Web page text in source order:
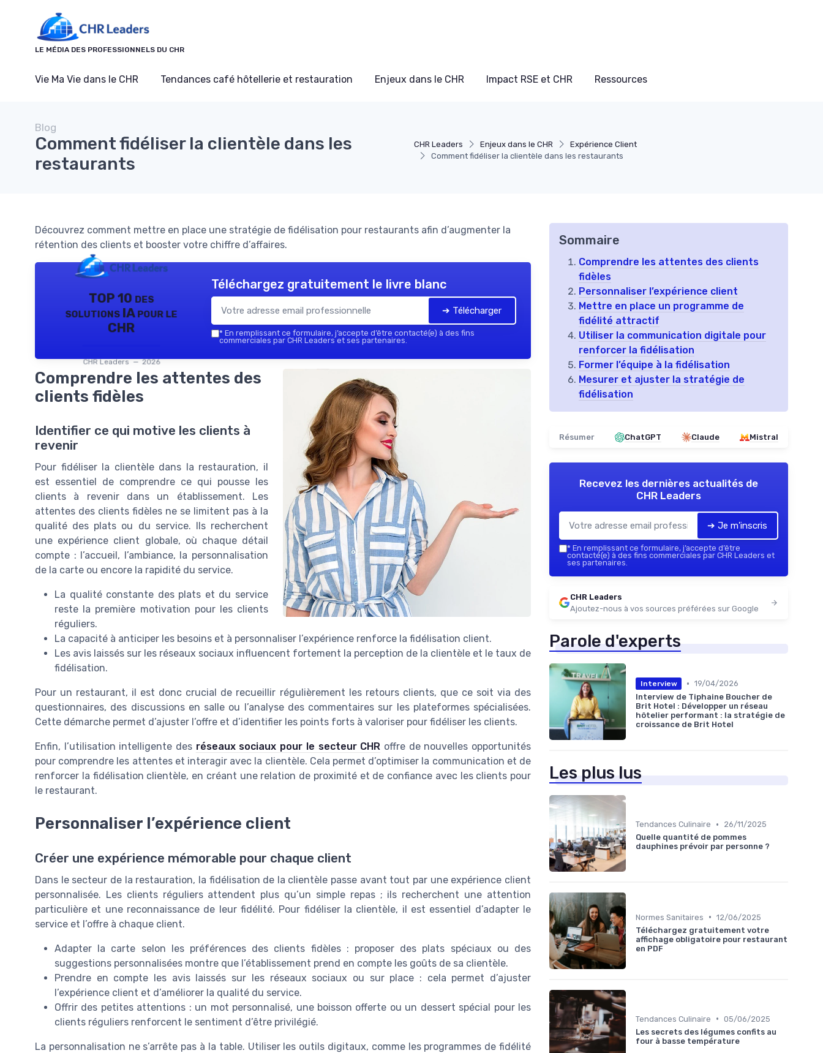
LE MÉDIA DES PROFESSIONNELS DU CHR
Vie Ma Vie dans le CHR Tendances café hôtellerie et restauration Enjeux dans le CHR Impact RSE et CHR Ressources
CHR Leaders Enjeux dans le CHR
Expérience Client
Comment fidéliser la clientèle dans les restaurants
Blog
Comment fidéliser la clientèle dans les
restaurants
Découvrez comment mettre en place une stratégie de fidélisation pour restaurants afin d’augmenter la
rétention des clients et booster votre chiffre d’affaires.
TOP 10 des
solutions IA pour le
CHR
CHR Leaders — 2026
Téléchargez gratuitement le livre blanc
➔ Télécharger
* En remplissant ce formulaire, j’accepte d’être contacté(e) à des fins
commerciales par CHR Leaders et ses partenaires.
Comprendre les attentes des
clients fidèles
Identifier ce qui motive les clients à
revenir
Pour fidéliser la clientèle dans la restauration, il
est essentiel de comprendre ce qui pousse les
clients à revenir dans un établissement. Les
attentes des clients fidèles ne se limitent pas à la
qualité des plats ou du service. Ils recherchent
une expérience client globale, où chaque détail
compte : l’accueil, l’ambiance, la personnalisation
de la carte ou encore la rapidité du service.
La qualité constante des plats et du service
reste la première motivation pour les clients
réguliers.
La capacité à anticiper les besoins et à personnaliser l’expérience renforce la fidélisation client.
Les avis laissés sur les réseaux sociaux influencent fortement la perception de la clientèle et le taux de
fidélisation.
Pour un restaurant, il est donc crucial de recueillir régulièrement les retours clients, que ce soit via des
questionnaires, des discussions en salle ou l’analyse des commentaires sur les plateformes spécialisées.
Cette démarche permet d’ajuster l’offre et d’identifier les points forts à valoriser pour fidéliser les clients.
Enfin, l’utilisation intelligente des réseaux sociaux pour le secteur CHR offre de nouvelles opportunités
pour comprendre les attentes et interagir avec la clientèle. Cela permet d’optimiser la communication et de
renforcer la fidélisation clientèle, en créant une relation de proximité et de confiance avec les clients pour
le restaurant.
Personnaliser l’expérience client
Créer une expérience mémorable pour chaque client
Dans le secteur de la restauration, la fidélisation de la clientèle passe avant tout par une expérience client
personnalisée. Les clients réguliers attendent plus qu’un simple repas ; ils recherchent une attention
particulière et une reconnaissance de leur fidélité. Pour fidéliser la clientèle, il est essentiel d’adapter le
service et l’offre à chaque client.
Adapter la carte selon les préférences des clients fidèles : proposer des plats spéciaux ou des
suggestions personnalisées montre que l’établissement prend en compte les goûts de sa clientèle.
Prendre en compte les avis laissés sur les réseaux sociaux ou sur place : cela permet d’ajuster
l’expérience client et d’améliorer la qualité du service.
Offrir des petites attentions : un mot personnalisé, une boisson offerte ou un dessert spécial pour les
clients réguliers renforcent le sentiment d’être privilégié.
La personnalisation ne s’arrête pas à la table. Utiliser les outils digitaux, comme les programmes de fidélité
Sommaire
Comprendre les attentes des clients
fidèles
Personnaliser l’expérience client
Mettre en place un programme de
fidélité attractif
Utiliser la communication digitale pour
renforcer la fidélisation
Former l’équipe à la fidélisation
Mesurer et ajuster la stratégie de
fidélisation
Résumer ChatGPT Claude Mistral
Recevez les dernières actualités de
CHR Leaders
➔ Je m'inscris
* En remplissant ce formulaire, j’accepte d’être
contacté(e) à des fins commerciales par CHR Leaders et
ses partenaires.
CHR Leaders
Ajoutez-nous à vos sources préférées sur Google
Parole d'experts
Interview • 19/04/2026
Interview de Tiphaine Boucher de
Brit Hotel : Développer un réseau
hôtelier performant : la stratégie de
croissance de Brit Hotel
Les plus lus
Tendances Culinaire •
26/11/2025
Quelle quantité de pommes
dauphines prévoir par personne ?
Normes Sanitaires • 12/06/2025
Téléchargez gratuitement votre
affichage obligatoire pour restaurant
en PDF
Tendances Culinaire • 05/06/2025
Les secrets des légumes confits au
four à basse température